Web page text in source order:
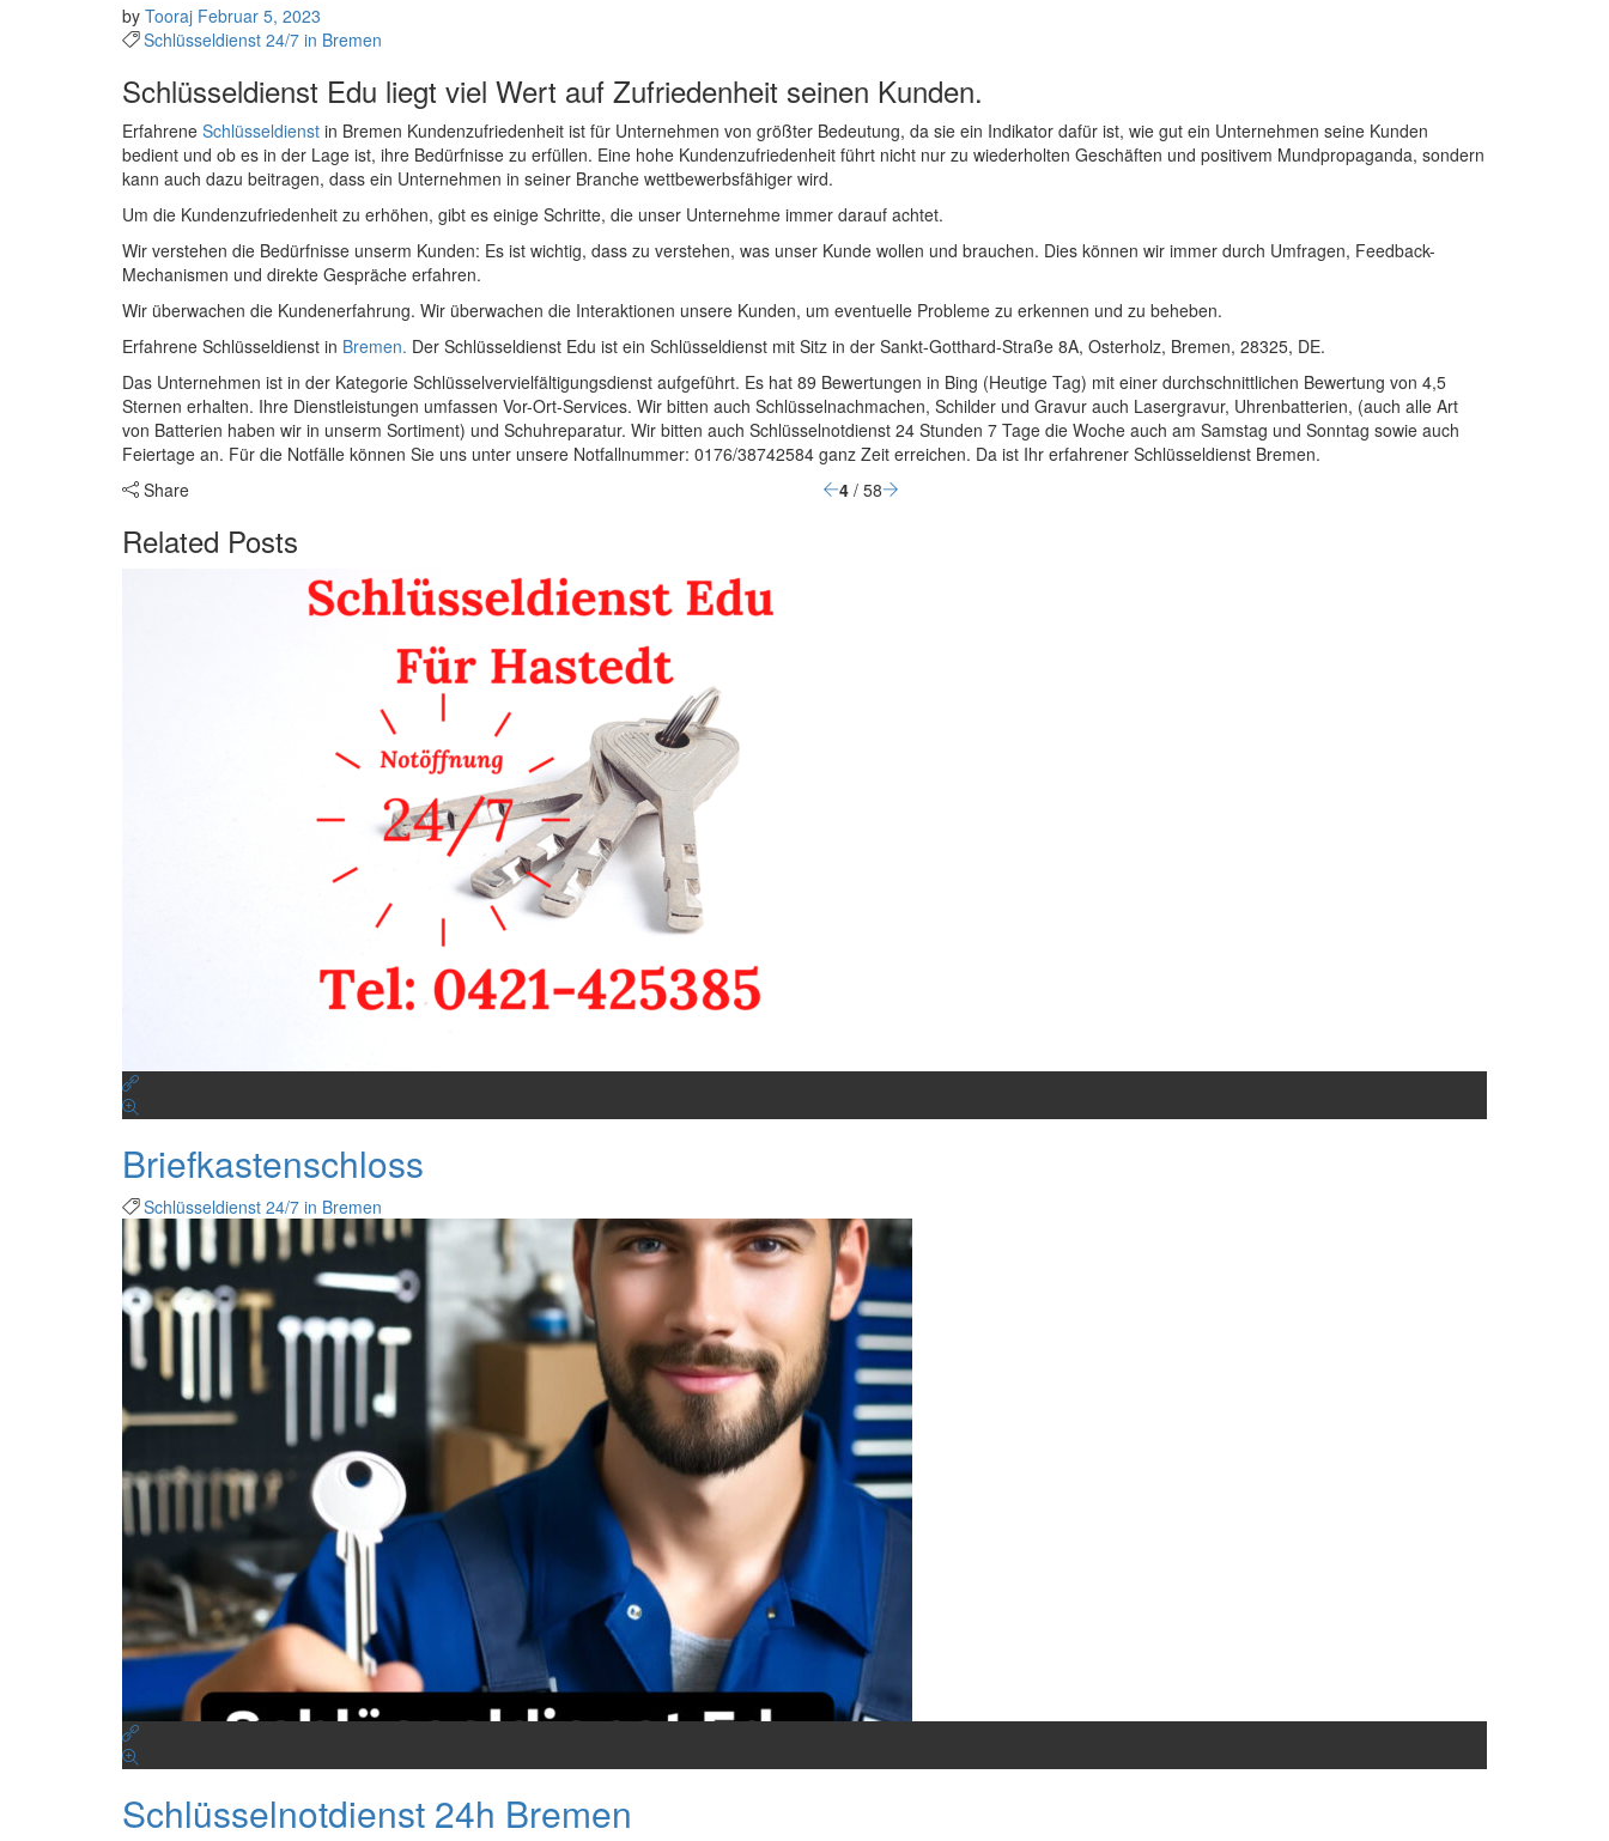
by Tooraj Februar 5, 2023
Schlüsseldienst 24/7 in Bremen
Schlüsseldienst Edu liegt viel Wert auf Zufriedenheit seinen Kunden.
Erfahrene Schlüsseldienst in Bremen Kundenzufriedenheit ist für Unternehmen von größter Bedeutung, da sie ein Indikator dafür ist, wie gut ein Unternehmen seine Kunden
bedient und ob es in der Lage ist, ihre Bedürfnisse zu erfüllen. Eine hohe Kundenzufriedenheit führt nicht nur zu wiederholten Geschäften und positivem Mundpropaganda, sondern
kann auch dazu beitragen, dass ein Unternehmen in seiner Branche wettbewerbsfähiger wird.
Um die Kundenzufriedenheit zu erhöhen, gibt es einige Schritte, die unser Unternehme immer darauf achtet.
Wir verstehen die Bedürfnisse unserm Kunden: Es ist wichtig, dass zu verstehen, was unser Kunde wollen und brauchen. Dies können wir immer durch Umfragen, Feedback-
Mechanismen und direkte Gespräche erfahren.
Wir überwachen die Kundenerfahrung. Wir überwachen die Interaktionen unsere Kunden, um eventuelle Probleme zu erkennen und zu beheben.
Erfahrene Schlüsseldienst in Bremen. Der Schlüsseldienst Edu ist ein Schlüsseldienst mit Sitz in der Sankt-Gotthard-Straße 8A, Osterholz, Bremen, 28325, DE.
Das Unternehmen ist in der Kategorie Schlüsselvervielfältigungsdienst aufgeführt. Es hat 89 Bewertungen in Bing (Heutige Tag) mit einer durchschnittlichen Bewertung von 4,5
Sternen erhalten. Ihre Dienstleistungen umfassen Vor-Ort-Services. Wir bitten auch Schlüsselnachmachen, Schilder und Gravur auch Lasergravur, Uhrenbatterien, (auch alle Art
von Batterien haben wir in unserm Sortiment) und Schuhreparatur. Wir bitten auch Schlüsselnotdienst 24 Stunden 7 Tage die Woche auch am Samstag und Sonntag sowie auch
Feiertage an. Für die Notfälle können Sie uns unter unsere Notfallnummer: 0176/38742584 ganz Zeit erreichen. Da ist Ihr erfahrener Schlüsseldienst Bremen.
Share
4 / 58
Related Posts
Briefkastenschloss
Schlüsseldienst 24/7 in Bremen
Schlüsselnotdienst 24h Bremen